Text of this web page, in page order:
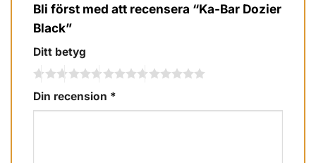
Bli först med att recensera “Ka-Bar Dozier
Black”
Ditt betyg
Din recension *